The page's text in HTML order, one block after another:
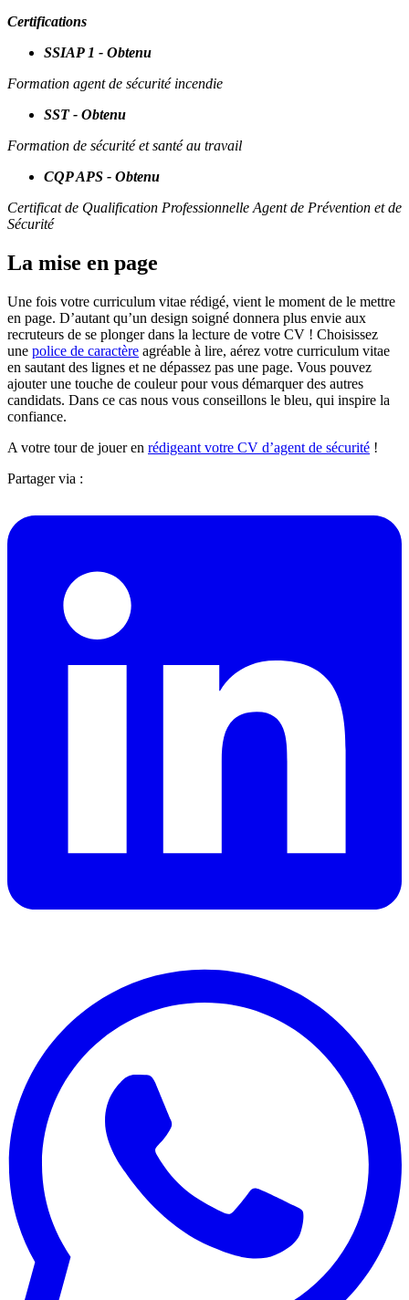
Certifications
SSIAP 1 - Obtenu
Formation agent de sécurité incendie
SST - Obtenu
Formation de sécurité et santé au travail
CQP APS - Obtenu
Certificat de Qualification Professionnelle Agent de Prévention et de
Sécurité
La mise en page
Une fois votre curriculum vitae rédigé, vient le moment de le mettre
en page. D’autant qu’un design soigné donnera plus envie aux
recruteurs de se plonger dans la lecture de votre CV ! Choisissez
une police de caractère agréable à lire, aérez votre curriculum vitae
en sautant des lignes et ne dépassez pas une page. Vous pouvez
ajouter une touche de couleur pour vous démarquer des autres
candidats. Dans ce cas nous vous conseillons le bleu, qui inspire la
confiance.
A votre tour de jouer en rédigeant votre CV d’agent de sécurité !
Partager via :